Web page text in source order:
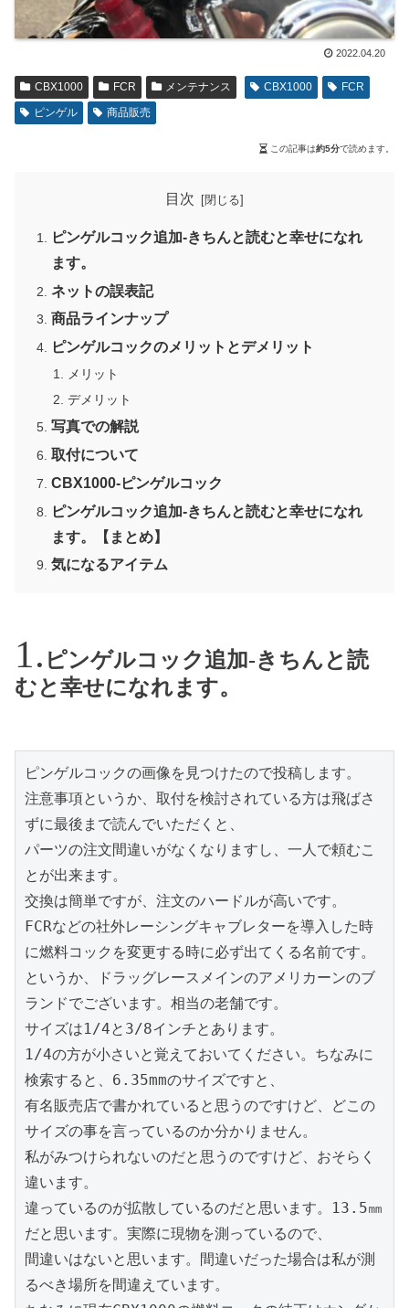
2022.04.20
CBX1000 FCR メンテナンス CBX1000
FCR
ピンゲル
商品販売
この記事は約5分で読めます。
目次
ピンゲルコック追加-きちんと読むと幸せになれ
ます。
ネットの誤表記
商品ラインナップ
ピンゲルコックのメリットとデメリット
メリット
デメリット
写真での解説
取付について
CBX1000-ピンゲルコック
ピンゲルコック追加-きちんと読むと幸せになれ
ます。【まとめ】
気になるアイテム
ピンゲルコック追加-きちんと読
むと幸せになれます。
ピンゲルコックの画像を見つけたので投稿します。
注意事項というか、取付を検討されている方は飛ばさ
ずに最後まで読んでいただくと、
パーツの注文間違いがなくなりますし、一人で頼むこ
とが出来ます。
交換は簡単ですが、注文のハードルが高いです。
FCRなどの社外レーシングキャブレターを導入した時
に燃料コックを変更する時に必ず出てくる名前です。
というか、ドラッグレースメインのアメリカーンのブ
ランドでございます。相当の老舗です。
サイズは1/4と3/8インチとあります。
1/4の方が小さいと覚えておいてください。ちなみに
検索すると、6.35mmのサイズですと、
有名販売店で書かれていると思うのですけど、どこの
サイズの事を言っているのか分かりません。
私がみつけられないのだと思うのですけど、おそらく
違います。
違っているのが拡散しているのだと思います。13.5㎜
だと思います。実際に現物を測っているので、
間違いはないと思います。間違いだった場合は私が測
るべき場所を間違えています。